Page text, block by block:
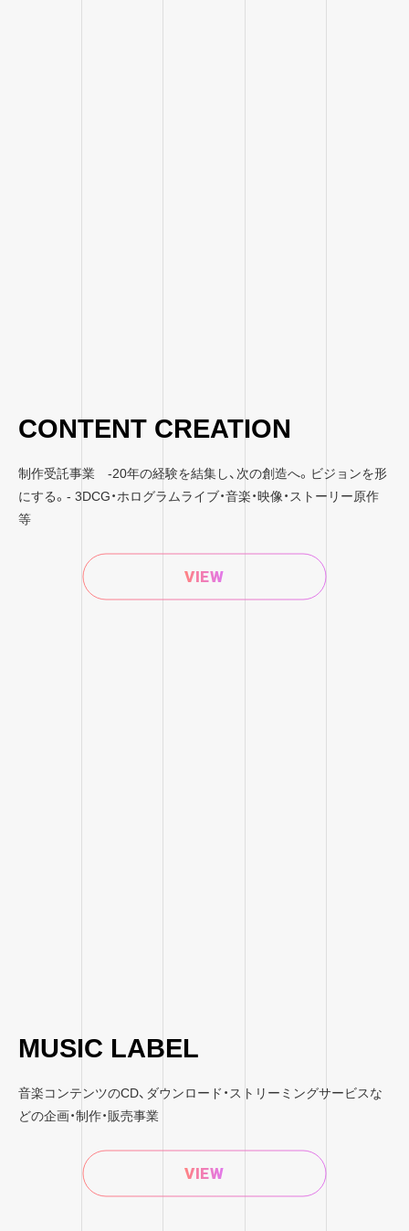
CONTENT CREATION
制作受託事業 -20年の経験を結集し、次の創造へ。ビジョンを形
にする。- 3DCG・ホログラムライブ・音楽・映像・ストーリー原作
等
VIEW
MUSIC LABEL
音楽コンテンツのCD、ダウンロード・ストリーミングサービスな
どの企画・制作・販売事業
VIEW